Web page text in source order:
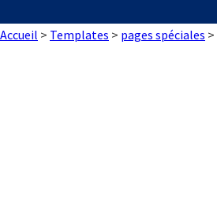
Accueil > Templates > pages spéciales >